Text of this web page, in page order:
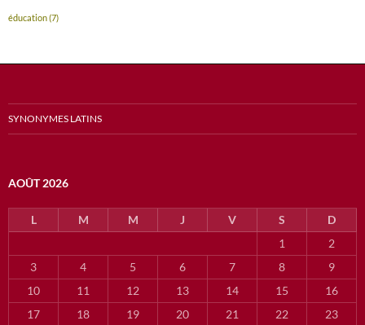
éducation(7)
SYNONYMES LATINS
AOÛT 2026
L M M J V S
D
1
2
3
4 5 6 7 8
9
10
11 12 13 14 15
16
17
18 19 20 21 22 23